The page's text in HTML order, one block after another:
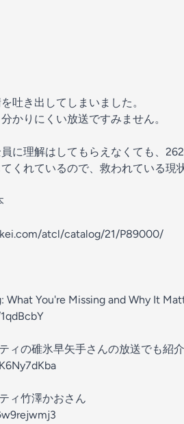
吐き出してしまいました。
かりにくい放送ですみません。
に理解はしてもらえなくても、
くれているので、救われている現
atcl/catalog/21/P89000/
What You're Missing and Why It
ィの碓氷早矢手さんの放送でも紹
ィ竹澤かおさん